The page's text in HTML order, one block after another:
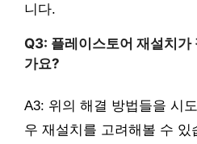
니다.
Q3: 플레이스토어 재설치가
가요?
A3: 위의 해결 방법들을 시
우 재설치를 고려해볼 수 있